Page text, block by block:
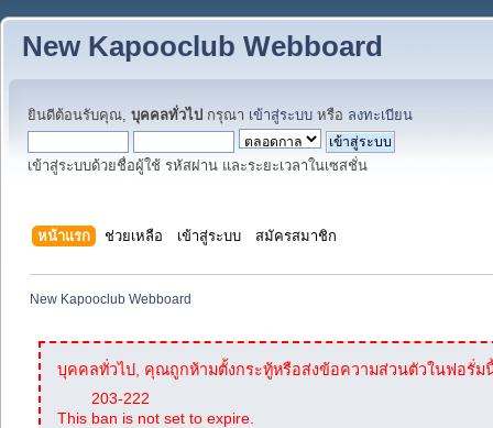
New Kapooclub Webboard
ยินดีต้อนรับคุณ, บุคคลทั่วไป กรุณา เข้าสู่ระบบ หรือ ลงทะเบียน
เข้าสู่ระบบด้วยชื่อผู้ใช้ รหัสผ่าน และระยะเวลาในเซสชั่น
หน้าแรก ช่วยเหลือ เข้าสู่ระบบ สมัครสมาชิก
New Kapooclub Webboard
บุคคลทั่วไป, คุณถูกห้ามตั้งกระทู้หรือส่งข้อความส่วนตัวในฟอรั่ม
203-222
This ban is not set to expire.